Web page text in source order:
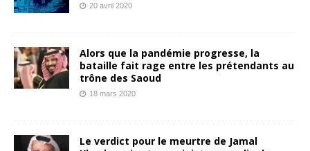
20 avril 2020
Alors que la pandémie progresse, la
bataille fait rage entre les prétendants au
trône des Saoud
18 mars 2020
Le verdict pour le meurtre de Jamal